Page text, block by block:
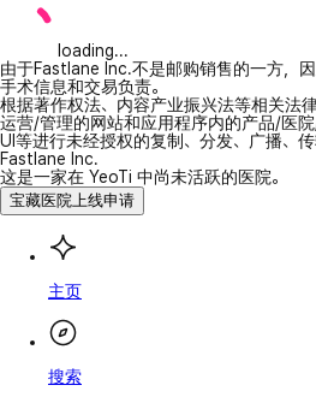
loading...
由于Fastlane Inc.不是邮购销售的一方，
手术信息和交易负责。
根据著作权法、内容产业振兴法等相关法
运营/管理的网站和应用程序内的产品/医院
UI等进行未经授权的复制、分发、广播、传
Fastlane Inc.
这是一家在 YeoTi 中尚未活跃的医院。
宝藏医院上线申请
主页
搜索